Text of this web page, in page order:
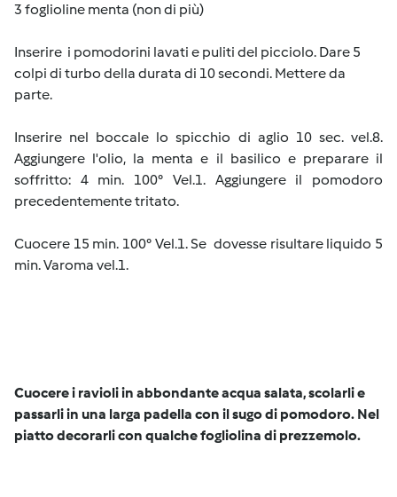
3 foglioline menta (non di più)
Inserire i pomodorini lavati e puliti del picciolo. Dare 5
colpi di turbo della durata di 10 secondi. Mettere da
parte.
Inserire nel boccale lo spicchio di aglio 10 sec. vel.8.
Aggiungere l'olio, la menta e il basilico e preparare il
soffritto: 4 min. 100° Vel.1. Aggiungere il pomodoro
precedentemente tritato.
Cuocere 15 min. 100° Vel.1. Se dovesse risultare liquido 5
min. Varoma vel.1.
Cuocere i ravioli in abbondante acqua salata, scolarli e
passarli in una larga padella con il sugo di pomodoro. Nel
piatto decorarli con qualche fogliolina di prezzemolo.